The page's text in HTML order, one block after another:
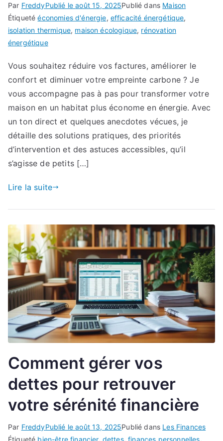
Par FreddyPublié leaoût 15, 2025Publié dans Maison
Étiquetééconomies d'énergie, efficacité énergétique,
isolation thermique, maison écologique, rénovation
énergétique
Vous souhaitez réduire vos factures, améliorer le
confort et diminuer votre empreinte carbone ? Je
vous accompagne pas à pas pour transformer votre
maison en un habitat plus économe en énergie. Avec
un ton direct et quelques anecdotes vécues, je
détaille des solutions pratiques, des priorités
d’intervention et des astuces accessibles, qu’il
s’agisse de petits […]
Lire la suite
Comment gérer vos
dettes pour retrouver
votre sérénité financière
Par FreddyPublié leaoût 13, 2025Publié dans Les Finances
Étiqueté bien-être financier, dettes,finances personnelles,